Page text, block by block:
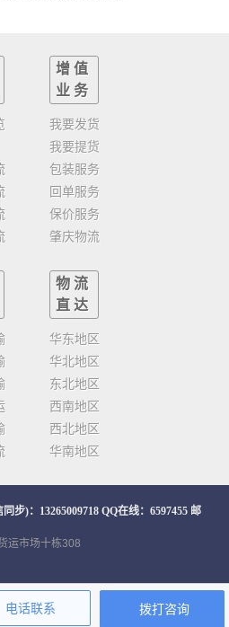
增值
业务
我要发货
我要提货
包装服务
回单服务
保价服务
肇庆物流
物流
直达
华东地区
华北地区
东北地区
西南地区
西北地区
华南地区
步)：13265009718 QQ在线：6597455 邮
运市场十栋308
电话联系 拨打咨询